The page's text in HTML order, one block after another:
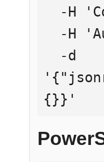
{}}'